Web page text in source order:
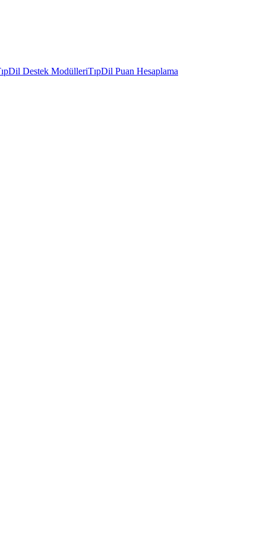
Destek ModülleriTıpDil Puan Hesaplama